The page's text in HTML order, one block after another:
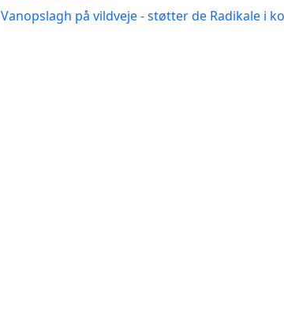
Vanopslagh på vildveje - støtter de Radikale i